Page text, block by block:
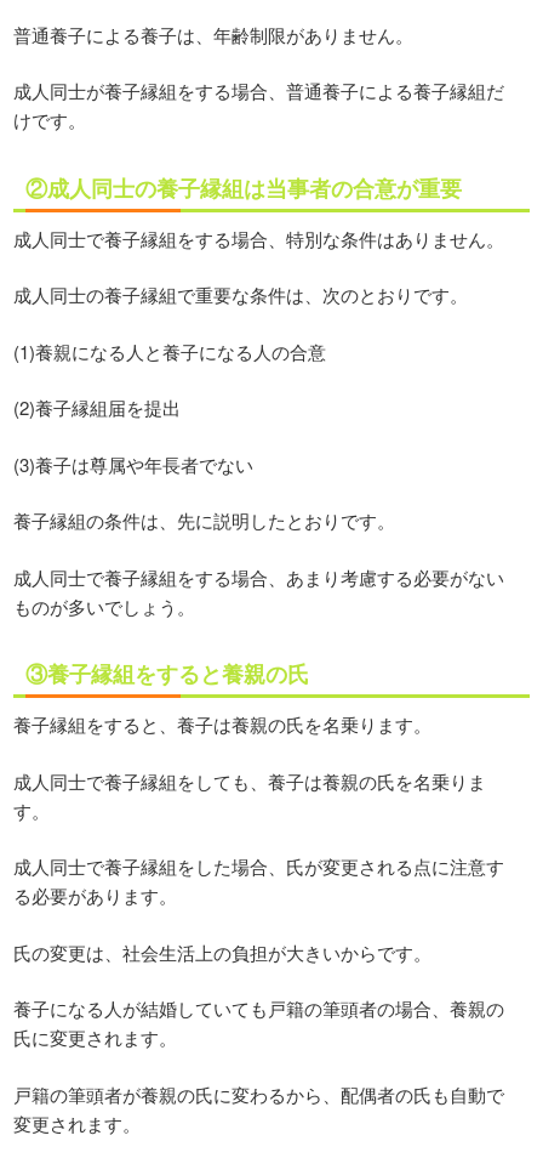
普通養子による養子は、年齢制限がありません。
成人同士が養子縁組をする場合、普通養子による養子縁組だ
けです。
②成人同士の養子縁組は当事者の合意が重要
成人同士で養子縁組をする場合、特別な条件はありません。
成人同士の養子縁組で重要な条件は、次のとおりです。
(1)養親になる人と養子になる人の合意
(2)養子縁組届を提出
(3)養子は尊属や年長者でない
養子縁組の条件は、先に説明したとおりです。
成人同士で養子縁組をする場合、あまり考慮する必要がない
ものが多いでしょう。
③養子縁組をすると養親の氏
養子縁組をすると、養子は養親の氏を名乗ります。
成人同士で養子縁組をしても、養子は養親の氏を名乗りま
す。
成人同士で養子縁組をした場合、氏が変更される点に注意す
る必要があります。
氏の変更は、社会生活上の負担が大きいからです。
養子になる人が結婚していても戸籍の筆頭者の場合、養親の
氏に変更されます。
戸籍の筆頭者が養親の氏に変わるから、配偶者の氏も自動で
変更されます。